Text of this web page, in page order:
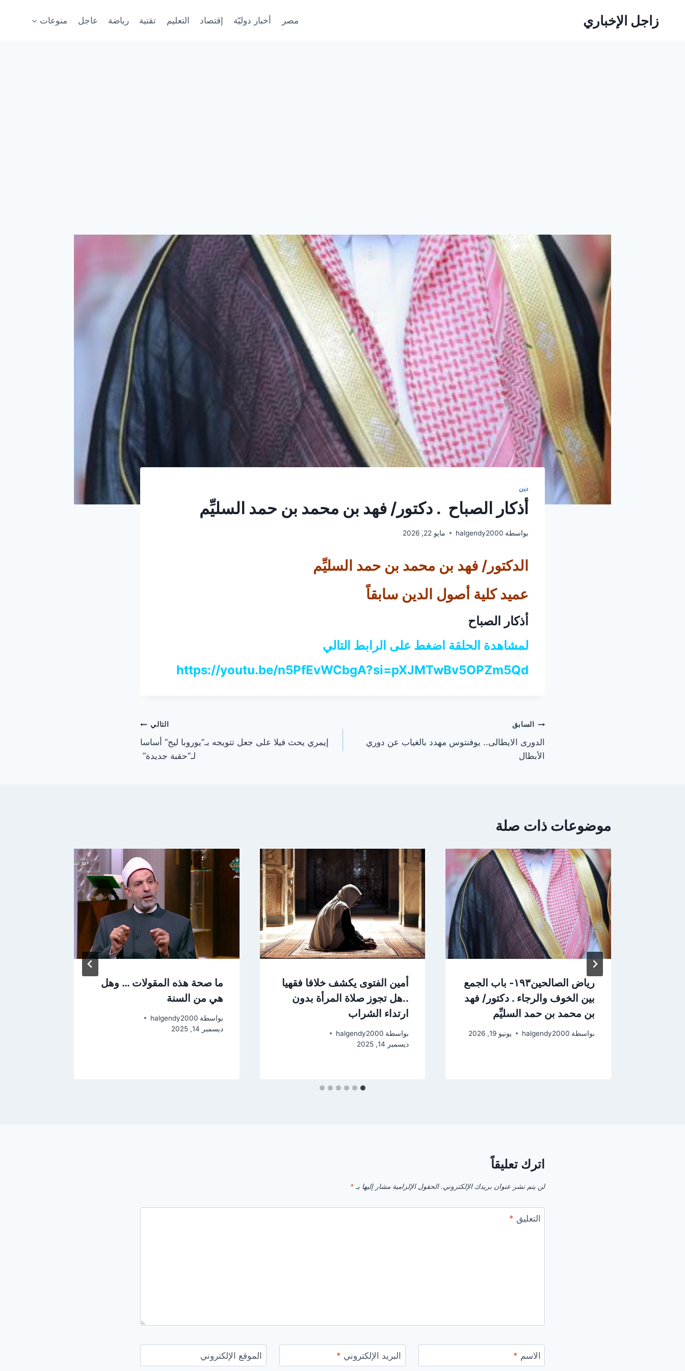
زاجل الإخباري مصر أخبار دوليّة إقتصاد التعليم تقنية رياضة عاجل منوعات
دين
أذكار الصباح . دكتور/ فهد بن محمد بن حمد السليِّم
بواسطة halgendy2000 مايو 22, 2026
الدكتور/ فهد بن محمد بن حمد السليِّم
عميد كلية أصول الدين سابقاً
أذكار الصباح
لمشاهدة الحلقة اضغط على الرابط التالي
https://youtu.be/n5PfEvWCbgA?si=pXJMTwBv5OPZm5Qd
تصفّح
المقالات
السابق
الدورى الايطالى.. يوفنتوس مهدد بالغياب عن دوري
الأبطال
التالي
إيمري يحث فيلا على جعل تتويجه بـ”يوروبا ليج” أساسا
لـ”حقبة جديدة”
موضوعات ذات صلة
رياض الصالحين١٩٣- باب الجمع
بين الخوف والرجاء . دكتور/ فهد
بن محمد بن حمد السليِّم
بواسطة halgendy2000 يونيو 19, 2026
أمين الفتوى يكشف خلافا فقهيا
..هل تجوز صلاة المرأة بدون
ارتداء الشراب
بواسطة halgendy2000
ديسمبر 14, 2025
ما صحة هذه المقولات … وهل
هي من السنة
بواسطة halgendy2000
ديسمبر 14, 2025
اترك تعليقاً
لن يتم نشر عنوان بريدك الإلكتروني. الحقول الإلزامية مشار إليها بـ *
التعليق *
الاسم * البريد الإلكتروني * الموقع الإلكتروني